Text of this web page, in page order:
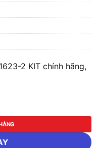
2 KIT chính hãng,
2 KIT số lượng